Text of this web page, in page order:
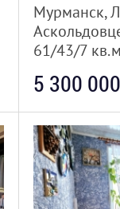
Мурманск,
61/43/7
5 300